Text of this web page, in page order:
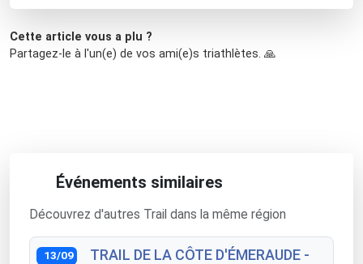
Cette article vous a plu ?
Partagez-le à l'un(e) de vos ami(e)s triathlètes. 🙏
Événements similaires
Découvrez d'autres Trail dans la même région
13/09
TRAIL DE LA CÔTE D'ÉMERAUDE -